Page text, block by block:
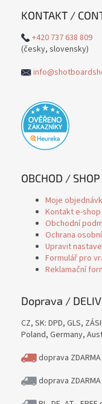
KONTAKT /
+420 737 638 809
(česky, slovensky)
OBCHOD / SHOP
Moje
Kontakt e-
Obchodní
Ochrana
Upravit
Formulář pro
Reklamační
Doprava /
CZ, SK: DPD, GLS,
Poland, Germany,
doprava
doprava